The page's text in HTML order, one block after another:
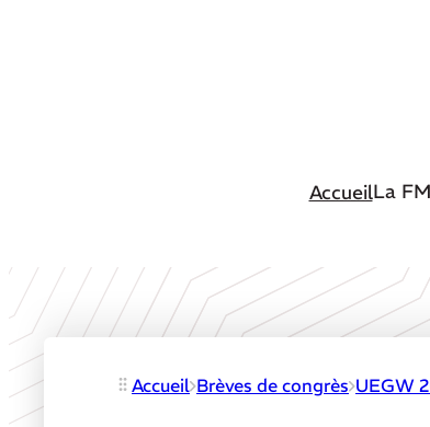
AccueilLa
Accueil Brèves de congrès UEGW